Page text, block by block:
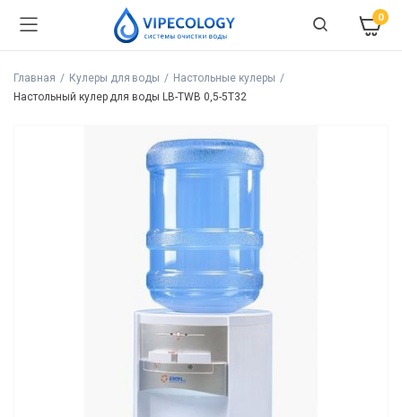
0
Главная Кулеры для воды
Настольные кулеры
Настольный кулер для воды LB-ТWB 0,5-5Т32